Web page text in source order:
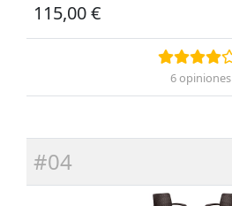
115,00 €
6 opiniones
#04